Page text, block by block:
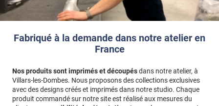
Fabriqué à la demande dans notre atelier en
France
Nos produits sont imprimés et découpésdans notre atelier, à
Villars-les-Dombes. Nous proposons des collections exclusives
avec des designs créés et imprimés dans notre studio. Chaque
produit commandé sur notre site est réalisé aux mesures du